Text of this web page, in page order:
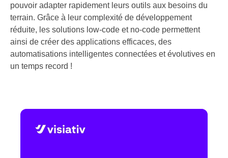
pouvoir adapter rapidement leurs outils aux besoins du
terrain. Grâce à leur complexité de développement
réduite, les solutions low-code et no-code permettent
ainsi de créer des applications efficaces, des
automatisations intelligentes connectées et évolutives en
un temps record !